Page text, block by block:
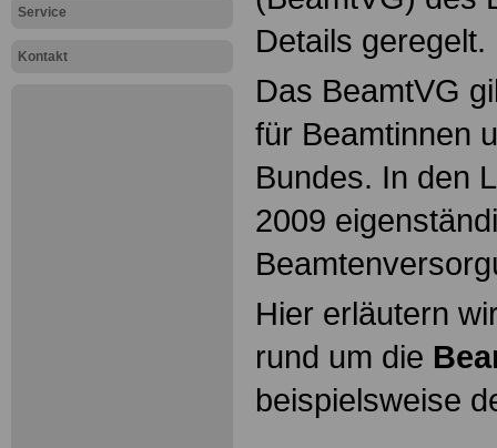
Service
Kontakt
Details geregelt.
Das BeamtVG
für Beamtinnen
Bundes. In den
2009
Hier erläutern
rund um die
beispielsweise